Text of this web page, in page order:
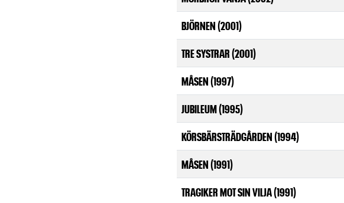
BJÖRNEN (2001)
TRE SYSTRAR (2001)
MÅSEN (1997)
JUBILEUM (1995)
KÖRSBÄRSTRÄDGÅRDEN (1994)
MÅSEN (1991)
TRAGIKER MOT SIN VILJA (1991)